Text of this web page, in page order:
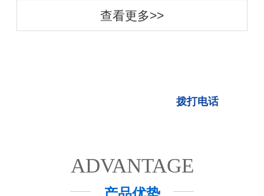
查看更多>>
拨打电话
ADVANTAGE